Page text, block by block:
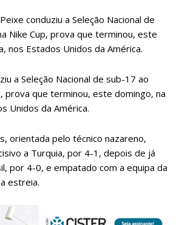
conduziu a Seleção Nacional de
Nike Cup, prova que terminou, este
nos Estados Unidos da América.
a Seleção Nacional de sub-17 ao
prova que terminou, este domingo, na
Unidos da América.
orientada pelo técnico nazareno,
a Turquia, por 4-1, depois de já
por 4-0, e empatado com a equipa da
estreia.